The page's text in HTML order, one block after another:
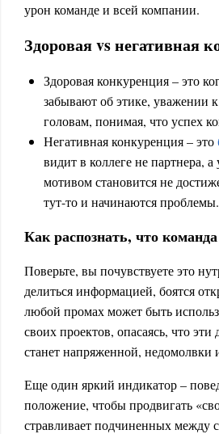
урон команде и всей компании.
Здоровая vs негативная
Здоровая конкуренция – это
забывают об этике, уважении
головам, понимая, что успех
Негативная конкуренция – это
видит в коллеге не партнера,
мотивом становится не
тут-то и начинаются проблемы.
Как распознать, что
Поверьте, вы почувствуете это
делиться информацией, боятся
любой промах может быть
своих проектов, опасаясь, что
станет напряженной, недомолвки
Еще один яркий индикатор –
положение, чтобы продвигать
стравливает подчиненных между